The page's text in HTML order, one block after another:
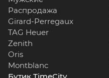
Распродажа
Girard-Perregaux
TAG Heuer
Zenith
Oris
Montblanc